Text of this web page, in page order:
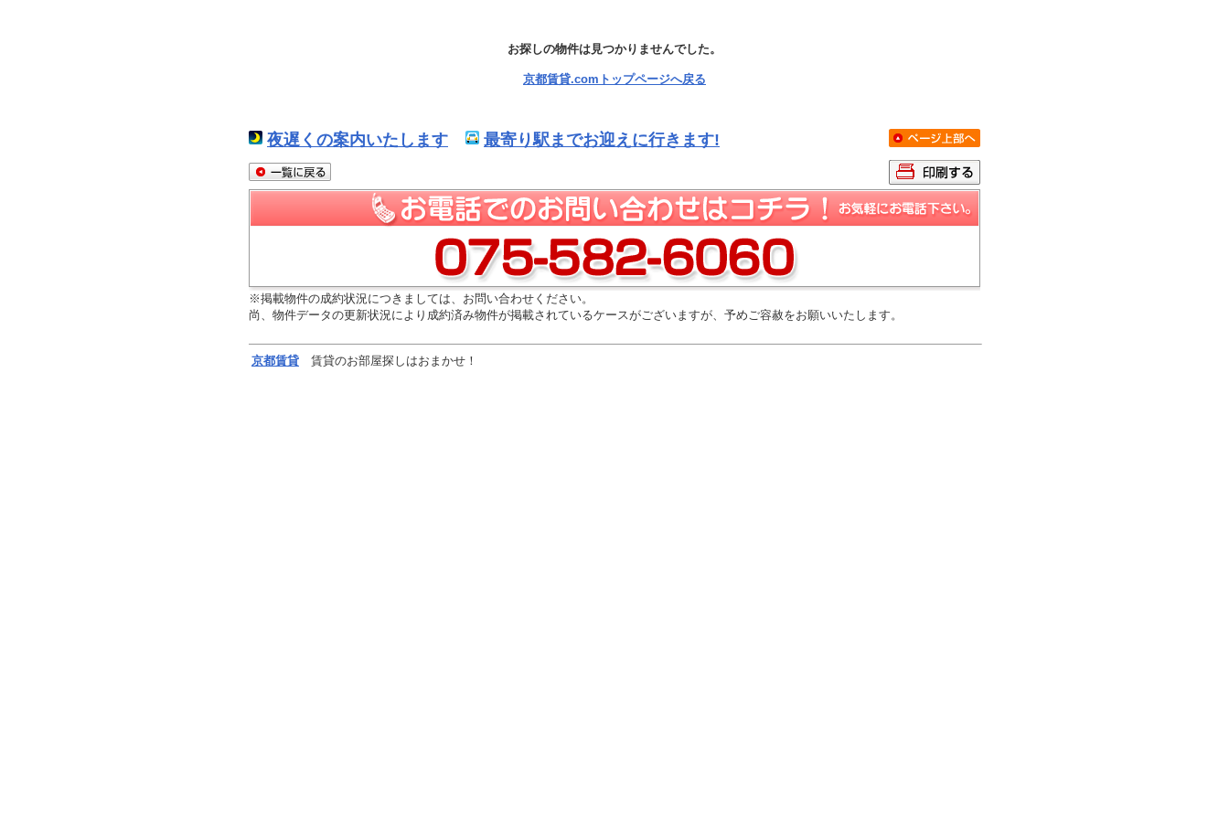
お探しの物件は見つかりませんでした。
京都賃貸.comトップページへ戻る
夜遅くの案内いたします 最寄り駅までお迎えに行きます!
※掲載物件の成約状況につきましては、お問い合わせください。
尚、物件データの更新状況により成約済み物件が掲載されているケースがございますが、予めご容赦をお願いいたします。
京都賃貸 賃貸のお部屋探しはおまかせ！